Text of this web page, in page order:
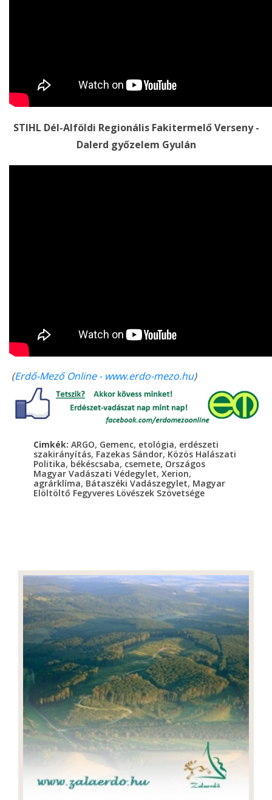
STIHL Dél-Alföldi Regionális Fakitermelő Verseny -
Dalerd győzelem Gyulán
(Erdő-Mező Online - www.erdo-mezo.hu)
Cimkék: ARGO, Gemenc, etológia, erdészeti
szakirányítás, Fazekas Sándor, Közös Halászati
Politika,békéscsaba, csemete, Országos
Magyar Vadászati Védegylet, Xerion,
agrárklíma, Bátaszéki Vadászegylet, Magyar
Elöltöltő Fegyveres Lövészek Szövetsége